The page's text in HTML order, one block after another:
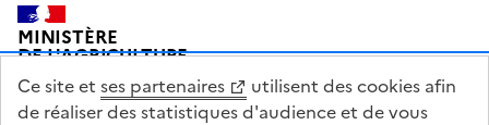
Pied de page
MINISTÈRE
DE L'AGRICULTURE
DE L'AGRO-ALIMENTAIRE
ET DE LA SOUVERAINETÉ
ALIMENTAIRE
Ce site et ses partenaires
utilisent des cookies afin
de réaliser des statistiques d'audience et de vous